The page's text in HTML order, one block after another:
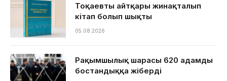
Тоқаевтың айтқары жинақталып
кітап болып шықты
05.08.2026
Рақымшылық шарасы 620 адамды
бостандыққа жіберді